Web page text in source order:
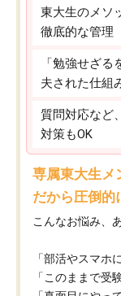
東大生のメソ
徹底的な管理
「勉強せざ
夫された仕組
質問対応など
対策もOK
専属東大生メ
だから圧倒的
こんなお悩み、
「部活やスマホ
「このままで受